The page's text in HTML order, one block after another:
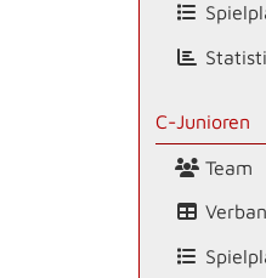
C-Junioren
Team